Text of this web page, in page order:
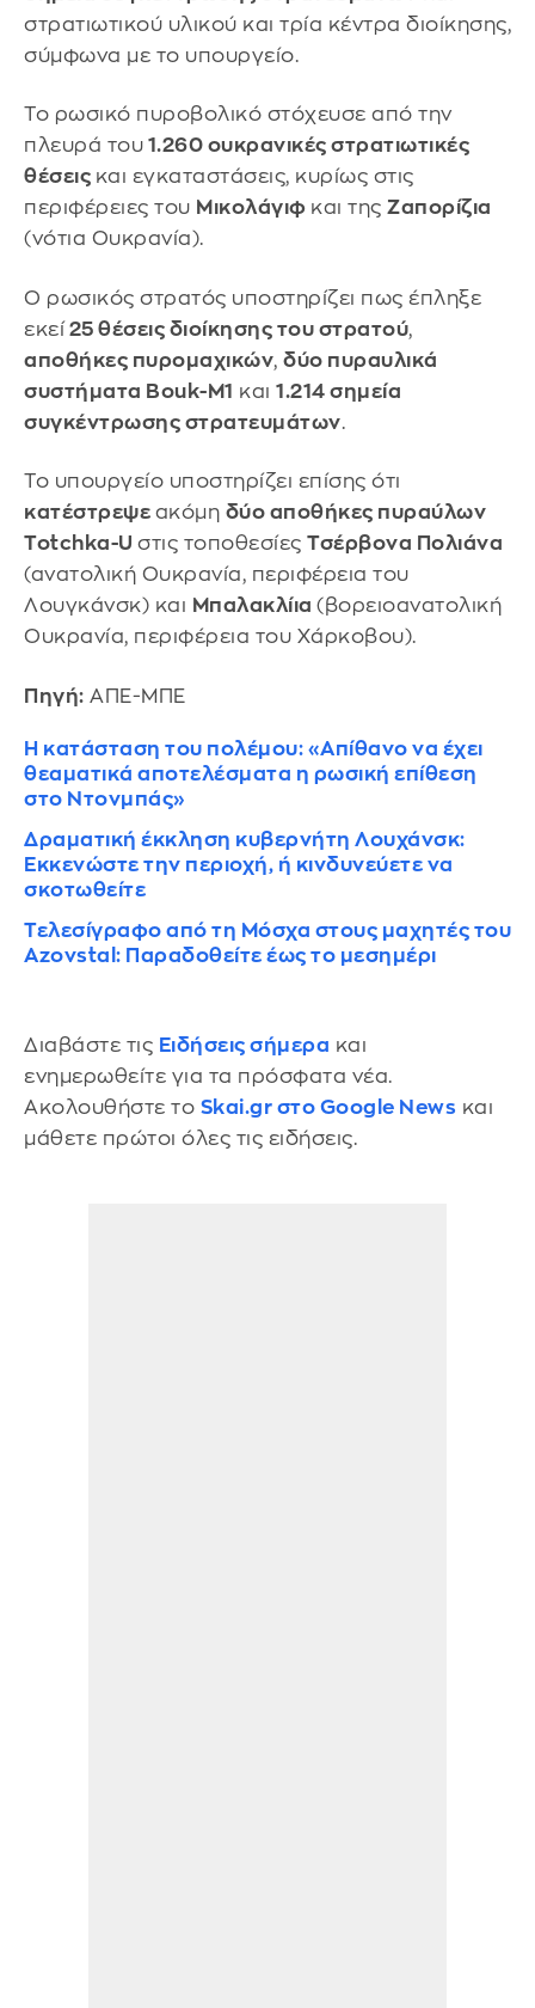
στρατιωτικού υλικού και τρία κέντρα διοίκησης,
σύμφωνα με το υπουργείο.
Το ρωσικό πυροβολικό στόχευσε από την
πλευρά του 1.260 ουκρανικές στρατιωτικές
θέσεις και εγκαταστάσεις, κυρίως στις
περιφέρειες του Μικολάγιφ και της Ζαπορίζια
(νότια Ουκρανία).
Ο ρωσικός στρατός υποστηρίζει πως έπληξε
εκεί 25 θέσεις διοίκησης του στρατού,
αποθήκες πυρομαχικών, δύο πυραυλικά
συστήματα Bouk-M1 και 1.214 σημεία
συγκέντρωσης στρατευμάτων.
Το υπουργείο υποστηρίζει επίσης ότι
κατέστρεψε ακόμη δύο αποθήκες πυραύλων
Totchka-U στις τοποθεσίες Τσέρβονα Πολιάνα
(ανατολική Ουκρανία, περιφέρεια του
Λουγκάνσκ) και Μπαλακλίια (βορειοανατολική
Ουκρανία, περιφέρεια του Χάρκοβου).
Πηγή: ΑΠΕ-ΜΠΕ
Η κατάσταση του πολέμου: «Απίθανο να έχει
θεαματικά αποτελέσματα η ρωσική επίθεση
στο Ντονμπάς»
Δραματική έκκληση κυβερνήτη Λουχάνσκ:
Εκκενώστε την περιοχή, ή κινδυνεύετε να
σκοτωθείτε
Τελεσίγραφο από τη Μόσχα στους μαχητές του
Azovstal: Παραδοθείτε έως το μεσημέρι
Διαβάστε τις Ειδήσεις σήμερα και
ενημερωθείτε για τα πρόσφατα νέα.
Ακολουθήστε το Skai.gr στο Google News και
μάθετε πρώτοι όλες τις ειδήσεις.